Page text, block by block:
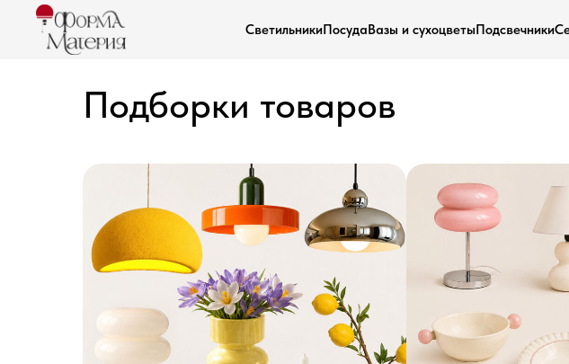
СветильникиПосудаВазы и сухоцветыПодсвечники
Подборки товаров